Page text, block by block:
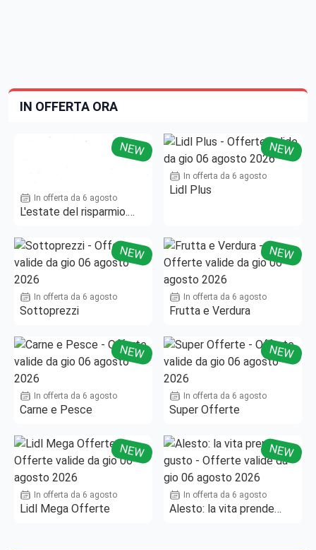
IN OFFERTA ORA
NEW
In offerta da 6 agosto
L'estate del risparmio.
NEW
In offerta da 6 agosto
Lidl Plus
NEW
In offerta da 6 agosto
Sottoprezzi
NEW
In offerta da 6 agosto
Frutta e Verdura
NEW
In offerta da 6 agosto
Carne e Pesce
NEW
In offerta da 6 agosto
Super Offerte
NEW
In offerta da 6 agosto
Lidl Mega Offerte
NEW
In offerta da 6 agosto
Alesto: la vita prende